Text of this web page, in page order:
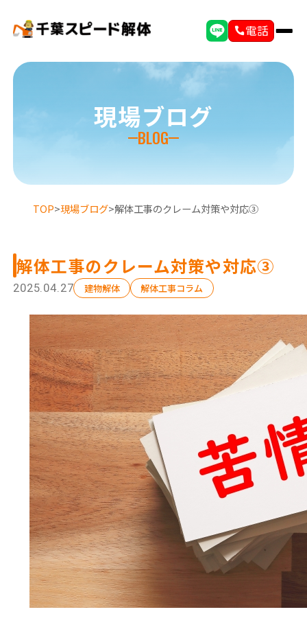
電話
選ばれる理由
解体工事の流れ
会社概要
施工事例
現場ブログ
補助金情報
現場ブログ
BLOG
TOP>現場ブログ>解体工事のクレーム対策や対応③
解体工事のクレーム対策や対応③
2025.04.27 建物解体 解体工事コラム